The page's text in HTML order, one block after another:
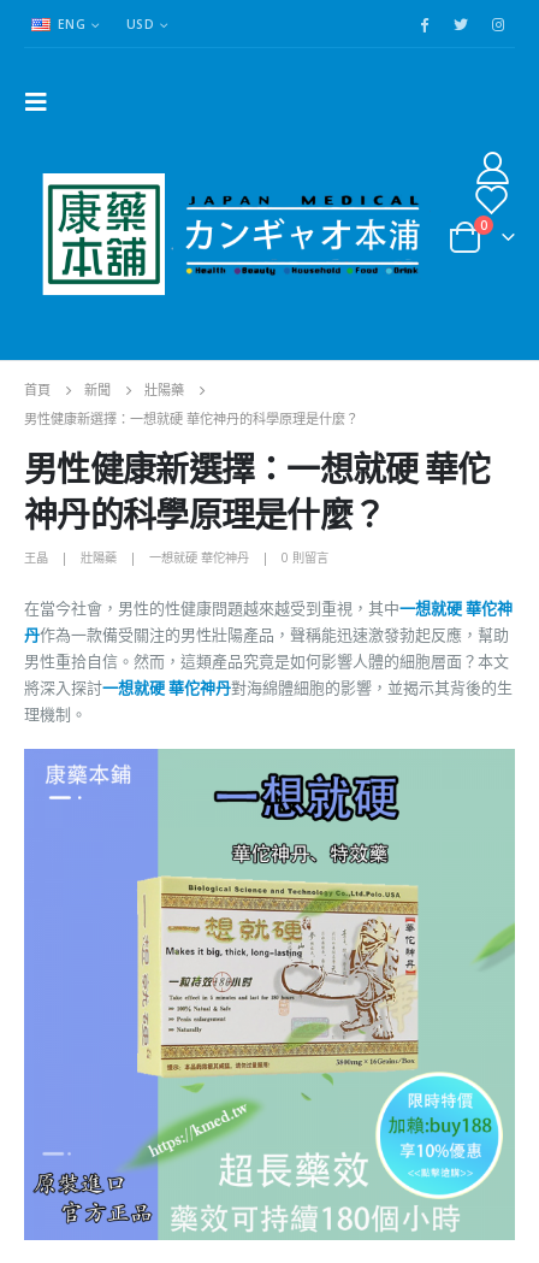
ENG USD
0
首頁 新聞
壯陽藥
男性健康新選擇：一想就硬 華佗神丹的科學原理是什麼？
男性健康新選擇：一想就硬 華佗
神丹的科學原理是什麼？
王晶 壯陽藥 一想就硬 華佗神丹 0 則留言
在當今社會，男性的性健康問題越來越受到重視，其中一想就硬 華佗神
丹作為一款備受關注的男性壯陽產品，聲稱能迅速激發勃起反應，幫助
男性重拾自信。然而，這類產品究竟是如何影響人體的細胞層面？本文
將深入探討一想就硬 華佗神丹對海綿體細胞的影響，並揭示其背後的生
理機制。